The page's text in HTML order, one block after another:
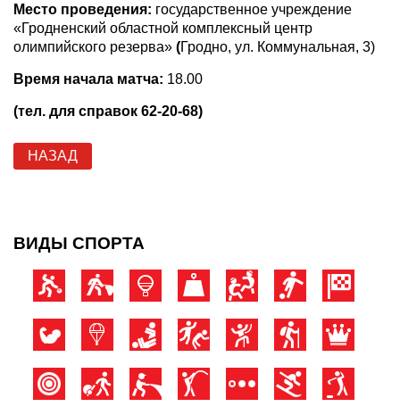
Место проведения: государственное учреждение
«Гродненский областной комплексный центр
олимпийского резерва» (Гродно, ул. Коммунальная, 3)
Время начала матча: 18.00
(тел. для справок 62-20-68)
НАЗАД
ВИДЫ СПОРТА